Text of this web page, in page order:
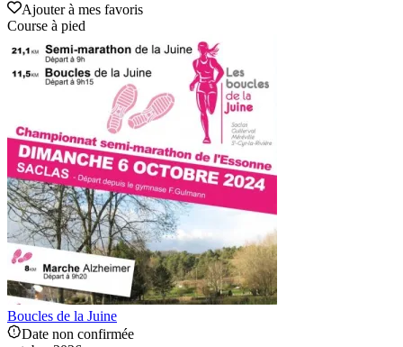
Ajouter à mes favoris
Course à pied
Boucles de la Juine
Date non confirmée